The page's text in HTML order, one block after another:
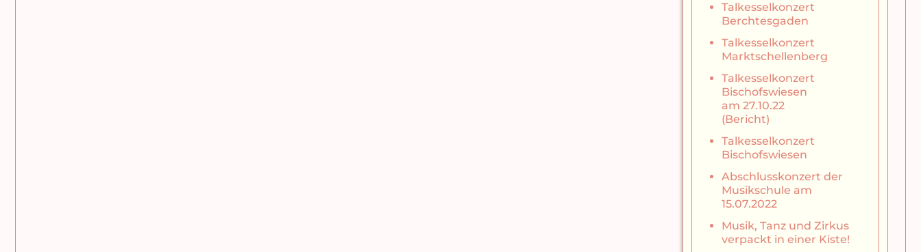
Talkesselkonzert
Berchtesgaden
Talkesselkonzert
Marktschellenberg
Talkesselkonzert
Bischofswiesen
am 27.10.22
(Bericht)
Talkesselkonzert
Bischofswiesen
Abschlusskonzert der
Musikschule am
15.07.2022
Musik, Tanz und Zirkus
verpackt in einer Kiste!